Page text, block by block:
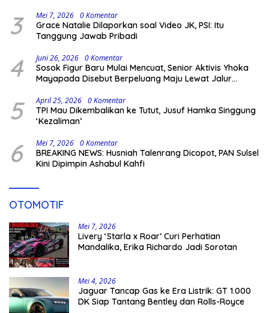
3 Mei 7, 2026 0 Komentar
Grace Natalie Dilaporkan soal Video JK, PSI: Itu
Tanggung Jawab Pribadi
4 Juni 26, 2026 0 Komentar
Sosok Figur Baru Mulai Mencuat, Senior Aktivis Yhoka
Mayapada Disebut Berpeluang Maju Lewat Jalur
5 April 25, 2026 0 Komentar
TPI Mau Dikembalikan ke Tutut, Jusuf Hamka Singgung
‘Kezaliman’
6 Mei 7, 2026 0 Komentar
BREAKING NEWS: Husniah Talenrang Dicopot, PAN Sulsel
Kini Dipimpin Ashabul Kahfi
OTOMOTIF
Mei 7, 2026
Livery ‘Starla x Roar’ Curi Perhatian
Mandalika, Erika Richardo Jadi Sorotan
Mei 4, 2026
Jaguar Tancap Gas ke Era Listrik: GT 1.000
DK Siap Tantang Bentley dan Rolls-Royce